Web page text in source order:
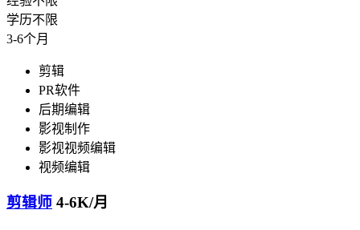
学历不限
3-6个月
剪辑
PR软件
后期编辑
影视制作
影视视频编辑
视频编辑
剪辑师 4-6K/月